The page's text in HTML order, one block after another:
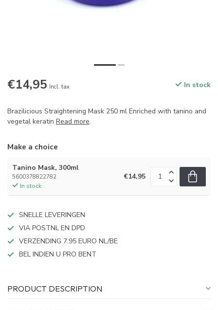
€14,95 Incl. tax In stock
Brazilicious Straightening Mask 250 ml Enriched with tanino and
vegetal keratin Read more.
Make a choice
Tanino Mask, 300ml
5600378822782
In stock
€14,95
SNELLE LEVERINGEN
VIA POSTNL EN DPD
VERZENDING 7.95 EURO NL/BE
BEL INDIEN U PRO BENT
PRODUCT DESCRIPTION